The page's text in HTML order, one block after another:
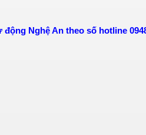
Nghệ An theo số hotline